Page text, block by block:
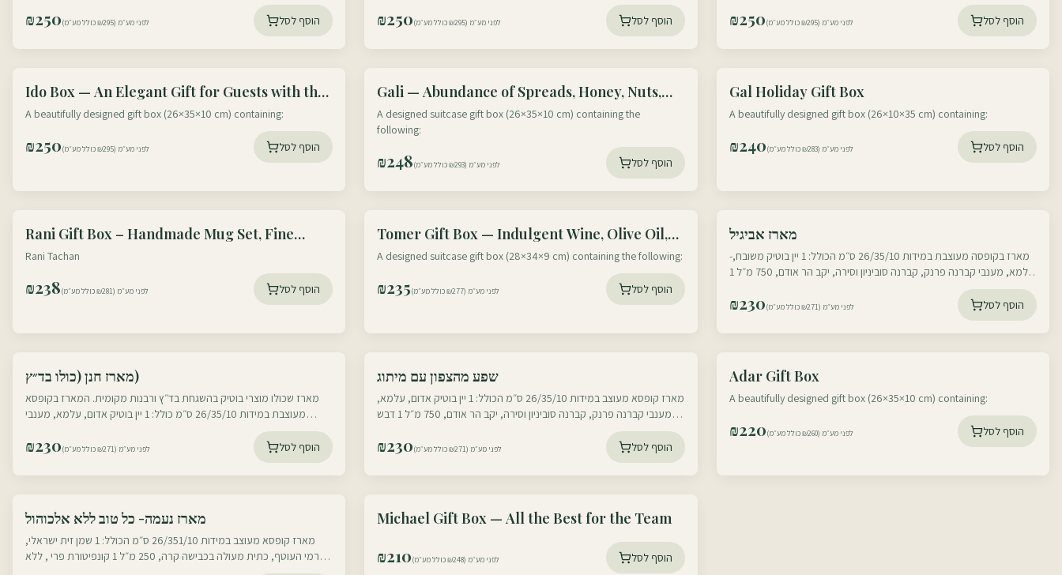
₪250 לפני מע״מ (₪295 כולל מע״מ) הוסף לסל ₪250 לפני מע״מ (₪295 כולל מע״מ) הוסף לסל ₪250 לפני מע״מ (₪295 כולל מע״מ) הוסף לסל
עוטף צפון
Ido Box — An Elegant Gift for Guests with the
Scent of Home, Earth & Israeli Hospitality
A beautifully designed gift box (26×35×10 cm) containing:
₪250 לפני מע״מ (₪295 כולל מע״מ) הוסף לסל
עוטף צפוןGali — Abundance of Spreads, Honey, Nuts,
Olive Oil, Chocolate & More
A designed suitcase gift box (26×35×10 cm) containing the
following:
₪248 לפני מע״מ (₪293 כולל מע״מ) הוסף לסל
Gal Holiday Gift Box
A beautifully designed gift box (26×10×35 cm) containing:
₪240 לפני מע״מ (₪283 כולל מע״מ) הוסף לסל
עוטף צפון
Rani Gift Box – Handmade Mug Set, Fine
Coffee & Chocolate
Rani Tachan
₪238 לפני מע״מ (₪281 כולל מע״מ) הוסף לסל
עוטף צפוןTomer Gift Box — Indulgent Wine, Olive Oil,
Honey, Chocolates & More
A designed suitcase gift box (28×34×9 cm) containing the following:
₪235 לפני מע״מ (₪277 כולל מע״מ) הוסף לסל
מארז אביגיל
-מארז בקופסה מעוצבת במידות 26/35/10 ס״מ הכולל: 1 יין בוטיק משובח,
עלמא, מענבי קברנה פרנק, קברנה סוביניון וסירה, יקב הר אודם, 750 מ״ל 1
₪230 לפני מע״מ (₪271 כולל מע״מ) הוסף לסל
מארז חנן (כולו בד״ץ)
מארז שכולו מוצרי בוטיק בהשגחת בד״ץ ורבנות מקומית. המארז בקופסא
מעוצבת במידות 26/35/10 ס״מ כולל: 1 יין בוטיק אדום, עלמא, מענבי
₪230 לפני מע״מ (₪271 כולל מע״מ) הוסף לסל
שפע מהצפון עם מיתוג
מארז קופסא מעוצב במידות 26/35/10 ס״מ הכולל: 1 יין בוטיק אדום, עלמא,
מענבי קברנה פרנק, קברנה סוביניון וסירה, יקב הר אודם, 750 מ״ל 1 דבש
₪230 לפני מע״מ (₪271 כולל מע״מ) הוסף לסל
Adar Gift Box
A beautifully designed gift box (26×35×10 cm) containing:
₪220 לפני מע״מ (₪260 כולל מע״מ) הוסף לסל
מארז נעמה- כל טוב ללא אלכוהול
מארז קופסא מעוצב במידות 26/351/10 ס״מ הכולל: 1 שמן זית ישראלי,
מכרמי העוטף, כתית מעולה בכבישה קרה, 250 מ״ל 1 קונפיטורת פרי , ללא
עוטף צפון
Michael Gift Box — All the Best for the Team
₪210 לפני מע״מ (₪248 כולל מע״מ) הוסף לסל